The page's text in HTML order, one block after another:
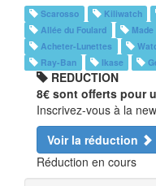
Scarosso Kiliwatch
Allée du Foulard
Acheter-Lunettes
Ray-Ban
Ikase
REDUCTION
8€ sont offerts pour
Inscrivez-vous à la
Voir la réduction
Réduction en cours